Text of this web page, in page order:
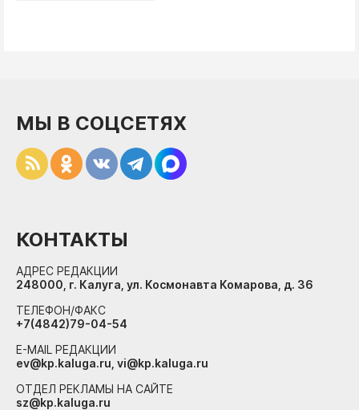
МЫ В СОЦСЕТЯХ
КОНТАКТЫ
АДРЕС РЕДАКЦИИ
248000, г. Калуга, ул. Космонавта Комарова, д. 36
ТЕЛЕФОН/ФАКС
+7(4842)79-04-54
E-MAIL РЕДАКЦИИ
ev@kp.kaluga.ru, vi@kp.kaluga.ru
ОТДЕЛ РЕКЛАМЫ НА САЙТЕ
sz@kp.kaluga.ru